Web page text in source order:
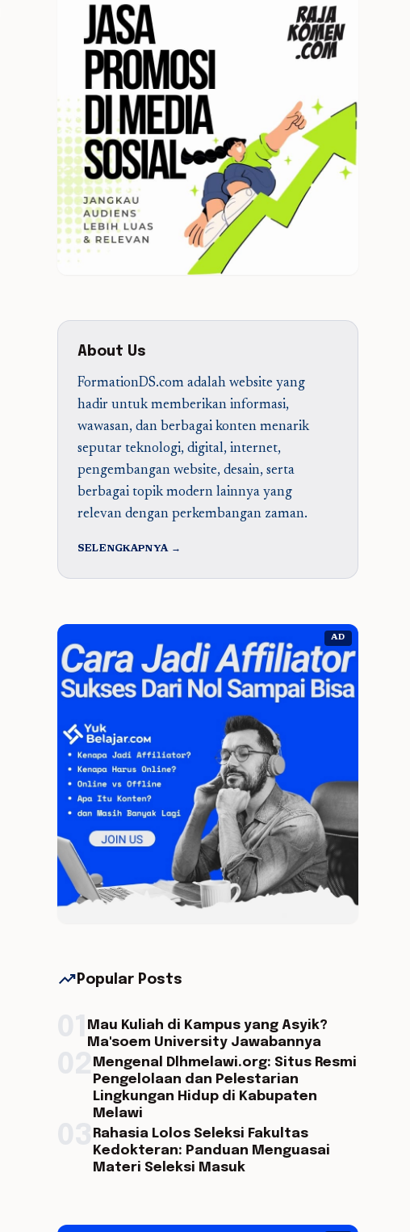
About Us
FormationDS.com adalah website yang
hadir untuk memberikan informasi,
wawasan, dan berbagai konten menarik
seputar teknologi, digital, internet,
pengembangan website, desain, serta
berbagai topik modern lainnya yang
relevan dengan perkembangan zaman.
SELENGKAPNYA →
AD
trending_up Popular Posts
Mau Kuliah di Kampus yang Asyik?
Ma'soem University Jawabannya
Mengenal Dlhmelawi.org: Situs Resmi
Pengelolaan dan Pelestarian
Lingkungan Hidup di Kabupaten
Melawi
Rahasia Lolos Seleksi Fakultas
Kedokteran: Panduan Menguasai
Materi Seleksi Masuk